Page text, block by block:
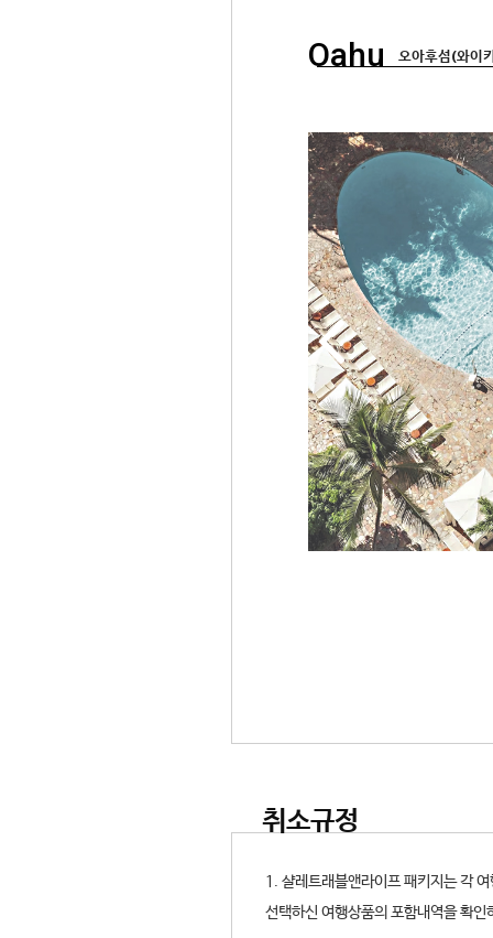
Oahu 오아후섬(와이
취소규정
1. 샬레트래블앤라이프 패키지는 각
선택하신 여행상품의 포함내역을 확인